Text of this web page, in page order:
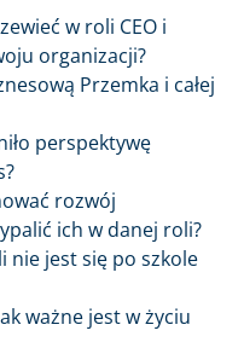
w roli CEO i
organizacji?
Przemka i całej
perspektywę
rozwój
ich w danej roli?
nie jest się po szkole
ważne jest w życiu